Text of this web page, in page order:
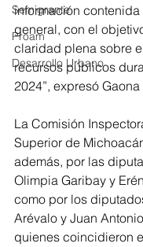
Semigrante
Proam
Desarrollo Urbano
información contenida
general, con el
claridad plena sobre
recursos públicos
2024”, expresó
La Comisión
Superior de
además, por las
Olimpia Garibay y
como por los
Arévalo y Juan
quienes coincidieron